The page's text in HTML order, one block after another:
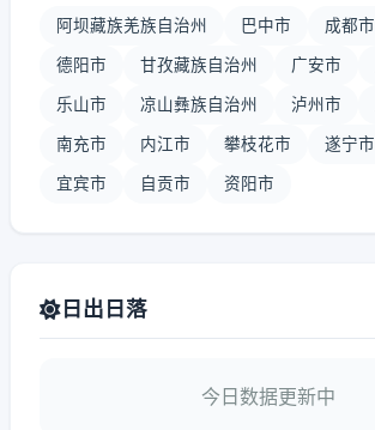
阿坝藏族羌族自治州 巴中市 成都市
德阳市 甘孜藏族自治州 广安市
乐山市 凉山彝族自治州 泸州市
南充市 内江市 攀枝花市 遂宁市
宜宾市 自贡市 资阳市
日出日落
今日数据更新中